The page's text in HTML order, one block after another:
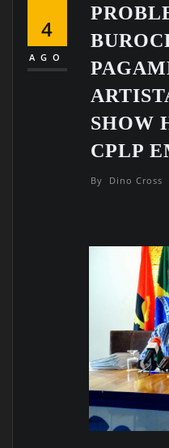
4
AGO
SHOW
CPLP
By Dino Cross